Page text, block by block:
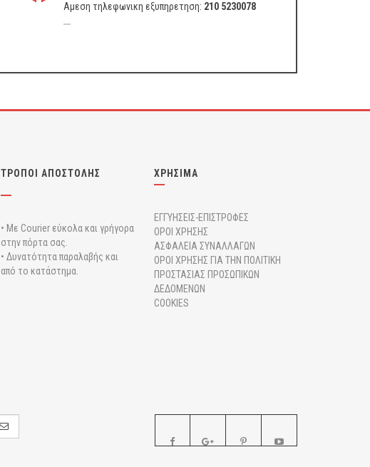
Αμεση τηλεφωνικη εξυπηρετηση: 210 5230078
ΤΡΟΠΟΙ ΑΠΟΣΤΟΛΗΣ
• Με Courier εύκολα και γρήγορα
στην πόρτα σας.
• Δυνατότητα παραλαβής και
από το κατάστημα.
ΧΡΗΣΙΜΑ
ΕΓΓΥΗΣΕΙΣ-ΕΠΙΣΤΡΟΦΕΣ
ΟΡΟΙ ΧΡΗΣΗΣ
ΑΣΦΑΛΕΙΑ ΣΥΝΑΛΛΑΓΩΝ
ΟΡΟΙ ΧΡΗΣΗΣ ΓΙΑ ΤΗΝ ΠΟΛΙΤΙΚΗ
ΠΡΟΣΤΑΣΙΑΣ ΠΡΟΣΩΠΙΚΩΝ
ΔΕΔΟΜΕΝΩΝ
COOKIES